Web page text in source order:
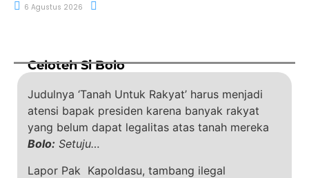
6 Agustus 2026
Celoteh Si Bolo
Judulnya ‘Tanah Untuk Rakyat’ harus menjadi
atensi bapak presiden karena banyak rakyat
yang belum dapat legalitas atas tanah mereka
Bolo: Setuju…
Lapor Pak Kapoldasu, tambang ilegal